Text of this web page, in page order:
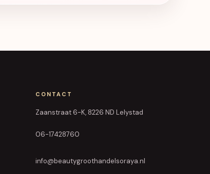
CONTACT
Zaanstraat 6-K, 8226 ND Lelystad
06-17428760
info@beautygroothandelsoraya.nl